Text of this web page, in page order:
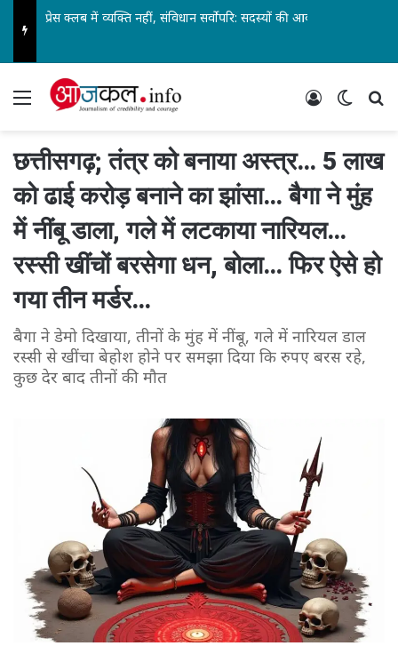
Menu Log In
छत्तीसगढ़; तंत्र को बनाया अस्त्र… 5 लाख
को ढाई करोड़ बनाने का झांसा… बैगा ने मुंह
में नींबू डाला, गले में लटकाया नारियल…
रस्सी खींचों बरसेगा धन, बोला… फिर ऐसे हो
गया तीन मर्डर…
बैगा ने डेमो दिखाया, तीनों के मुंह में नींबू, गले में नारियल डाल
रस्सी से खींचा बेहोश होने पर समझा दिया कि रुपए बरस रहे,
कुछ देर बाद तीनों की मौत